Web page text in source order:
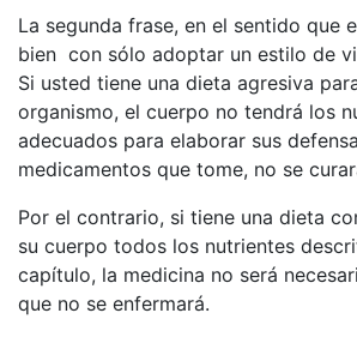
La segunda frase, en el sentido que
bien con sólo adoptar un estilo de
Si usted tiene una dieta agresiva
organismo, el cuerpo no tendrá los
adecuados para elaborar sus
medicamentos que tome, no se
Por el contrario, si tiene una dieta
su cuerpo todos los nutrientes
capítulo, la medicina no será
que no se enfermará.